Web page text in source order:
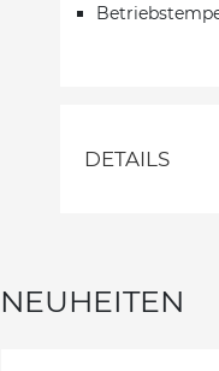
DETAILS
NEUHEITEN